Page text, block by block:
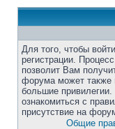
Для того, чтобы
регистрации.
позволит Вам
форума может также
большие
ознакомиться с
присутствие на
Общие